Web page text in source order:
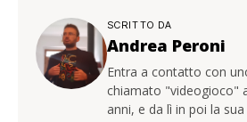
SCRITTO DA
Andrea Peroni
Entra a contatto con
chiamato "videogioco"
anni, e da lì in poi la